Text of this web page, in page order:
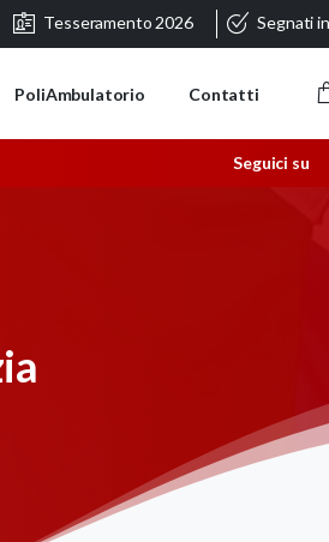
Tesseramento 2026 Segnati
PoliAmbulatorio Contatti
Seguici su